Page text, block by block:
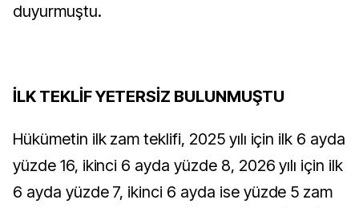
duyurmuştu.
İLK TEKLİF YETERSİZ BULUNMUŞTU
Hükümetin ilk zam teklifi, 2025 yılı için ilk 6 ayda
yüzde 16, ikinci 6 ayda yüzde 8, 2026 yılı için ilk
6 ayda yüzde 7, ikinci 6 ayda ise yüzde 5 zam